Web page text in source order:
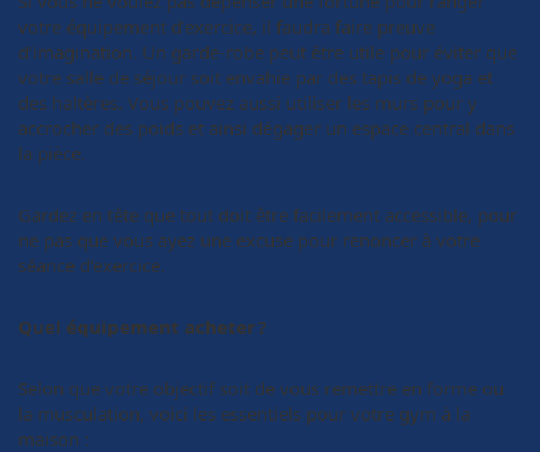
votre équipement d’exercice, il faudra faire preuve
d’imagination. Un garde-robe peut être utile pour éviter que
votre salle de séjour soit envahie par des tapis de yoga et
des haltères. Vous pouvez aussi utiliser les murs pour y
accrocher des poids et ainsi dégager un espace central dans
la pièce.
Gardez en tête que tout doit être facilement accessible, pour
ne pas que vous ayez une excuse pour renoncer à votre
séance d’exercice.
Quel équipement acheter ?
Selon que votre objectif soit de vous remettre en forme ou
la musculation, voici les essentiels pour votre gym à la
maison :